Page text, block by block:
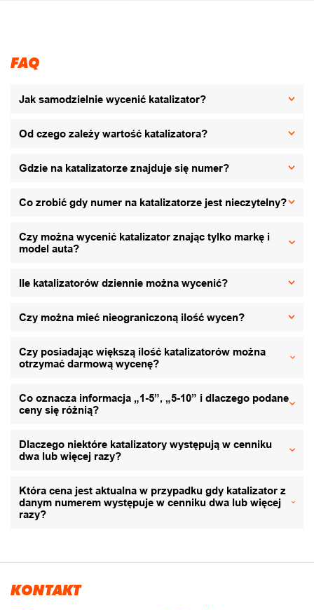
FAQ
Jak samodzielnie wycenić katalizator?
Od czego zależy wartość katalizatora?
Gdzie na katalizatorze znajduje się numer?
Co zrobić gdy numer na katalizatorze jest nieczytelny?
Czy można wycenić katalizator znając tylko markę i
model auta?
Ile katalizatorów dziennie można wycenić?
Czy można mieć nieograniczoną ilość wycen?
Czy posiadając większą ilość katalizatorów można
otrzymać darmową wycenę?
Co oznacza informacja „1-5”, „5-10” i dlaczego podane
ceny się różnią?
Dlaczego niektóre katalizatory występują w cenniku
dwa lub więcej razy?
Która cena jest aktualna w przypadku gdy katalizator z
danym numerem występuje w cenniku dwa lub więcej
razy?
KONTAKT